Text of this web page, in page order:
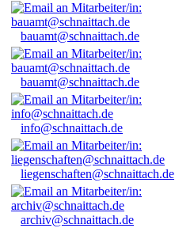
bauamt@schnaittach.de
bauamt@schnaittach.de
info@schnaittach.de
liegenschaften@schnaittach.de
archiv@schnaittach.de